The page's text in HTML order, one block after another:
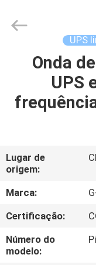
PARA
SOBRE
NÓS
VISITA
À
FÁBRICA
POWER
GROUP.
UPS
Onda
UPS
Lugar de
origem:
Marca:
Certificação:
Número do
modelo: